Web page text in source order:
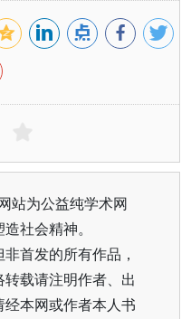
站为公益纯学术网
社会精神。
首发的所有作品，
载请注明作者、出
本网或作者本人书